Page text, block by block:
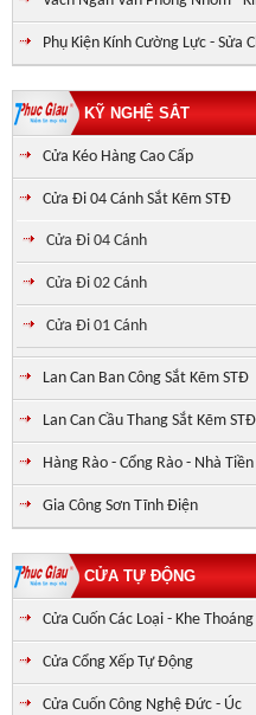
Phụ Kiện Kính Cường Lực - Sửa
KỸ NGHỆ SẮT
Cửa Kéo Hàng Cao Cấp
Cửa Đi 04 Cánh Sắt Kẽm STĐ
Cửa Đi 04 Cánh
Cửa Đi 02 Cánh
Cửa Đi 01 Cánh
Lan Can Ban Công Sắt Kẽm STĐ
Lan Can Cầu Thang Sắt Kẽm STĐ
Hàng Rào - Cổng Rào - Nhà Tiền
Gia Công Sơn Tĩnh Điện
CỬA TỰ ĐỘNG
Cửa Cuốn Các Loại - Khe Thoáng
Cửa Cổng Xếp Tự Động
Cửa Cuốn Công Nghệ Đức - Úc